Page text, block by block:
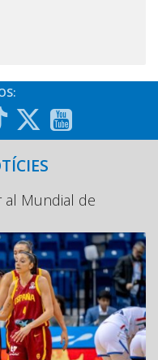
al Mundial de